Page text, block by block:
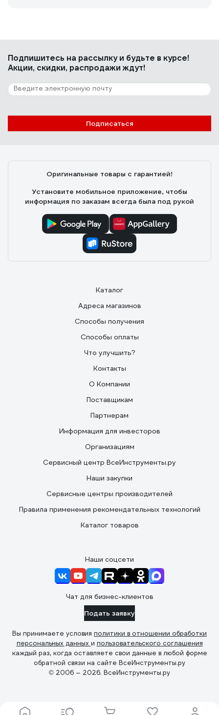
Подпишитесь на рассылкуи будьте в курсе!
Акции, скидки, распродажи ждут!
Подписаться
Оригинальные товары с гарантией!
Установите мобильное приложение, чтобы
информация по заказам всегда была под рукой
Каталог
Адреса магазинов
Способы получения
Способы оплаты
Что улучшить?
Контакты
О Компании
Поставщикам
Партнерам
Информация для инвесторов
Организациям
Сервисный центр ВсеИнструменты.ру
Наши закупки
Сервисные центры производителей
Правила применения рекомендательных технологий
Каталог товаров
Наши соцсети
Чат для бизнес-клиентов
Подать заявку
Вы принимаете условия политики в отношении обработки
персональных данных и пользовательского соглашения
каждый раз, когда оставляете свои данные в любой форме
обратной связи на сайте ВсеИнструменты.ру
© 2006 — 2026. ВсеИнструменты.ру